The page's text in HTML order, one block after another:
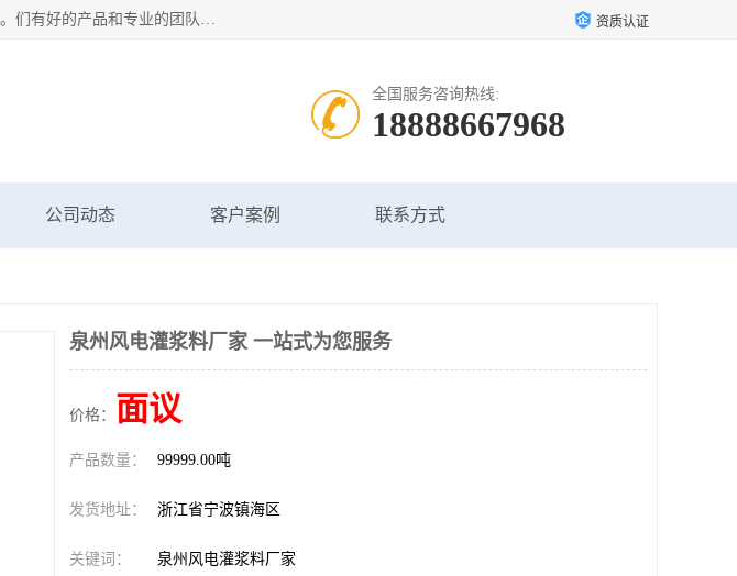
宁波博方风电科技有限公司主营：西卡灌浆料、巴斯夫灌浆料、风电灌浆料、快可美灌浆料等产品。们有好的产品和专业的团队，公司发展迅速，我们为客户提供优质的产品、良好的技术支持、健全的售后服务。 资质认证
全国服务咨询热线:
18888667968
公司动态 客户案例 联系方式
泉州风电灌浆料厂家 一站式为您服务
价格： 面议
产品数量： 99999.00吨
发货地址： 浙江省宁波镇海区
关键词： 泉州风电灌浆料厂家